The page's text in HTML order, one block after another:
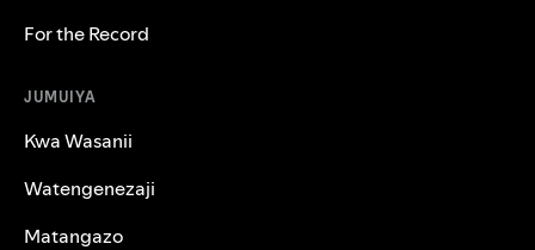
For the Record
JUMUIYA
Kwa Wasanii
Watengenezaji
Matangazo